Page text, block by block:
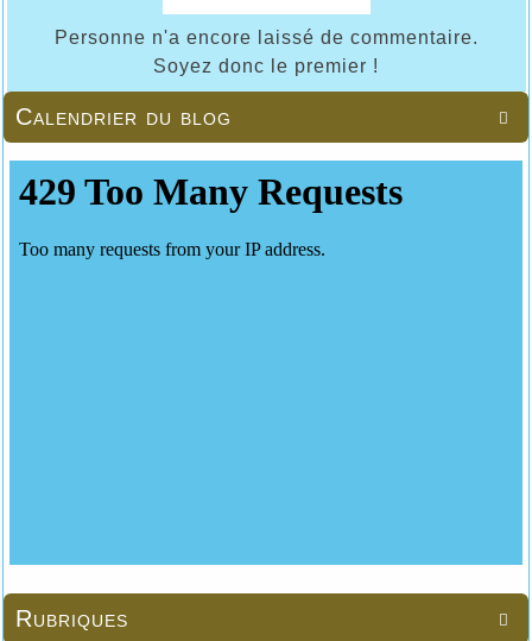

Calendrier du blog

Rubriques
Personne n'a encore laissé de commentaire.
Soyez donc le premier !